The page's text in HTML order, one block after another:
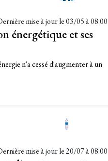
mise à jour le03/05 à 08:00
énergétique et ses
n'a cessé d'augmenter à un
mise à jour le20/07 à 08:00